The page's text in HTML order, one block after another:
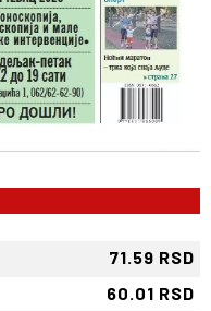
71.59 RSD
60.01 RSD